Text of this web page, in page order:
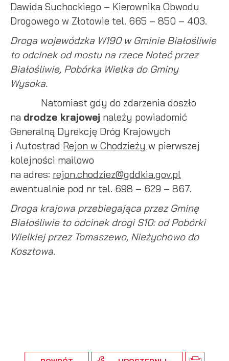
Dawida Suchockiego – Kierownika Obwodu
Drogowego w Złotowie tel. 665 – 850 – 403.
Droga wojewódzka W190 w Gminie Białośliwie
to odcinek od mostu na rzece Noteć przez
Białośliwie, Pobórka Wielka do Gminy
Wysoka.
Natomiast gdy do zdarzenia doszło
na drodze krajowej należy powiadomić
Generalną Dyrekcję Dróg Krajowych
i Autostrad Rejon w Chodzieży w pierwszej
kolejności mailowo
na adres: rejon.chodziez@gddkia.gov.pl
ewentualnie pod nr tel. 698 – 629 – 867.
Droga krajowa przebiegająca przez Gminę
Białośliwie to odcinek drogi S10: od Pobórki
Wielkiej przez Tomaszewo, Nieżychowo do
Kosztowa.